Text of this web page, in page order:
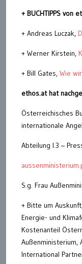
+ BUCHTIPPS von
+ Andreas Luczak,
+ Werner Kirstein,
+ Bill Gates, Wie
ethos.at hat
Österreichisches
internationale
Abteilung I.3 –
S.g. Frau
+ Bitte um
Energie- und
Kostenanteil
Außenministerium,
International